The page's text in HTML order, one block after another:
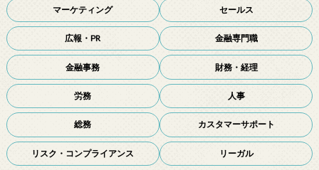
マーケティング セールス
広報・PR 金融専門職
金融事務 財務・経理
労務 人事
総務 カスタマーサポート
リスク・コンプライアンス リーガル